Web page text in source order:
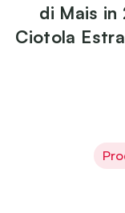
di Mais in
Ciotola